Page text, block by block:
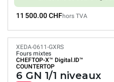
11 500.00 CHFhors TVA
XEDA-0611-GXRS
Fours mixtes
CHEFTOP-X™ Digital.ID™
COUNTERTOP
6 GN 1/1 niveaux